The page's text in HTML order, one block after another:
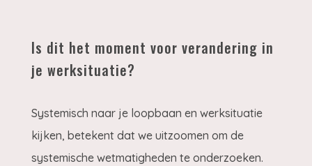
Is dit het moment voor verandering in
je werksituatie?
Systemisch naar je loopbaan en werksituatie
kijken, betekent dat we uitzoomen om de
systemische wetmatigheden te onderzoeken.